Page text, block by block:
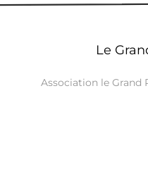
Le
Association le Grand